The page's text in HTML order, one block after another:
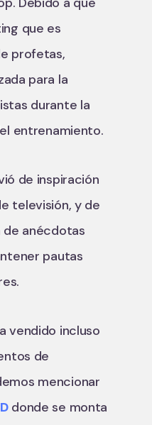
que es
profetas,
para la
durante la
entrenamiento.
de inspiración
televisión, y de
de anécdotas
pautas
vendido incluso
de
mencionar
donde se monta